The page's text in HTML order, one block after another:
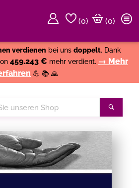
(0)
(0)
verdienen bei uns doppelt. Dank
459.243 € mehr verdient. → Mehr
💪 📚 🙏